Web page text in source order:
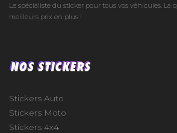
Le spécialiste du sticker pour tous vos véhicules. La
meilleurs prix en plus !
NOS STICKERS
Stickers Auto
Stickers Moto
Stickers 4x4